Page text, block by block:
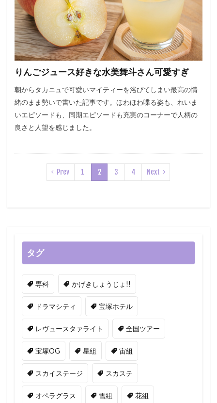
りんごジュース好きな水美舞斗さん可愛すぎ
朝からタカニュで可愛いマイティーを浴びてしまい最高の情
緒のまま勢いで書いた記事です。ほわほわ喋る姿も、れいま
いエピソードも、同期エピソードも充実のコーナーで人柄の
良さと人望を感じました。
Prev 1 2 3 4 Next
タグ
専科 かげきしょうじょ!!
ドラマシティ 宝塚ホテル
レヴュースタァライト 全国ツアー
宝塚OG 星組 宙組
スカイステージ スカステ
オペラグラス 雪組 花組